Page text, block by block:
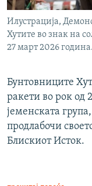
Илустрација,
Хутите во знак на
27 март 2026 година.
Бунтовниците
ракети во рок од
јеменската
продлабочи
Блискиот Исток.